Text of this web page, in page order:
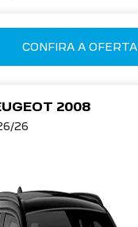
CONFIRA A OFERTA
2008
26